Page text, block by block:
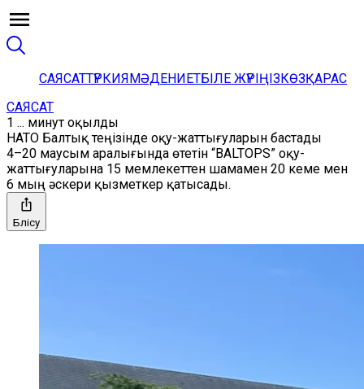
САЯСАТТҮРКИЯМӘДЕНИЕТБІЛЕ ЖҮРІҢІЗКӨЗҚАРАС
САЯСАТ
1 ... минут оқылды
НАТО Балтық теңізінде оқу-жаттығуларын бастады
4–20 маусым аралығында өтетін “BALTOPS” оқу-
жаттығуларына 15 мемлекеттен шамамен 20 кеме мен
6 мың әскери қызметкер қатысады.
Бөлісу